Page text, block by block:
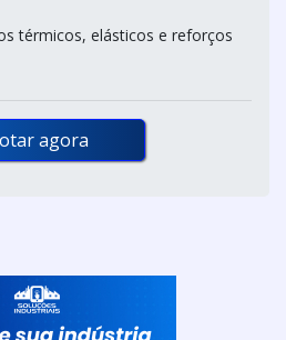
térmicos, elásticos e reforços
agora